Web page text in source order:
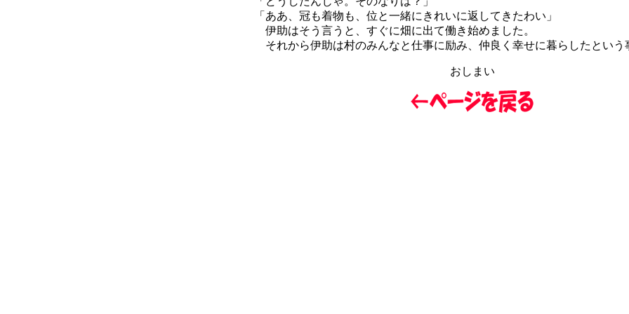
「ああ、冠も着物も、位と一緒にきれいに返してきたわい」
伊助はそう言うと、すぐに畑に出て働き始めました。
それから伊助は村のみんなと仕事に励み、仲良く幸せに暮らしたという
おしまい